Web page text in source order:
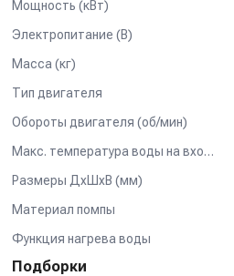
Подготовка для
Электрощит 24 В, с степенью
Масляный щуп.
Мощность (кВт)
Электропитание (В)
Масса (кг)
Тип двигателя
Обороты двигателя (об/мин)
Макс. температура воды на входе (°C)
Размеры ДхШхВ (мм)
Материал помпы
Функция нагрева воды
Подборки